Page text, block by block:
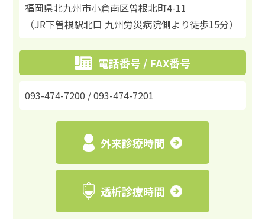
福岡県北九州市小倉南区曽根北町4-11
（JR下曽根駅北口 九州労災病院側より徒歩15分）
電話番号 / FAX番号
093-474-7200 / 093-474-7201
外来診療時間
透析診療時間